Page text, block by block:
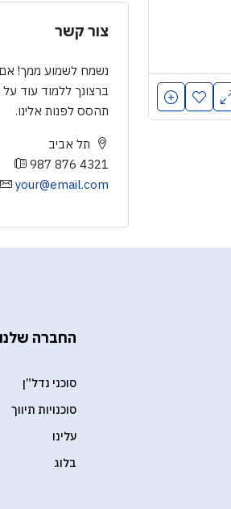
צור קשר
נשמח לשמוע ממך!
ברצונך ללמוד עוד
תהסס לפנות אלינו.
תל אביב
987 876 4321
your@email.com
החברה שלנו
סוכני נדל”ן
סוכנויות תיווך
עלינו
בלוג